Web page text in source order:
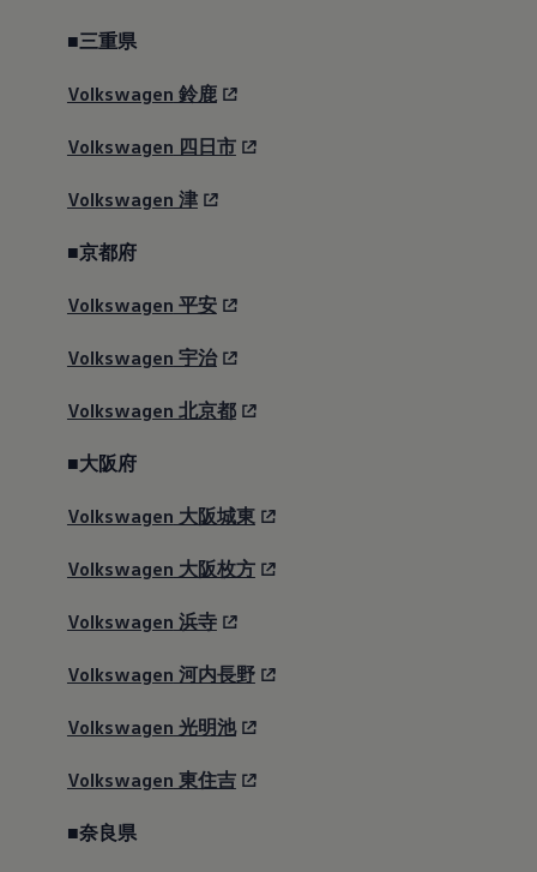
ハッチバック。
デジタルカタログはこちら
価格表はこちら
ム“Harman Kardon”
総出力480W、12チャンネル-9スピーカー
■三重県
Volkswagen 鈴鹿
Volkswagen 四日市
Volkswagen 津
■京都府
Volkswagen 平安
Volkswagen 宇治
Volkswagen 北京都
■大阪府
Volkswagen 大阪城東
Volkswagen 大阪枚方
Volkswagen 浜寺
Volkswagen 河内長野
Volkswagen 光明池
Volkswagen 東住吉
■奈良県